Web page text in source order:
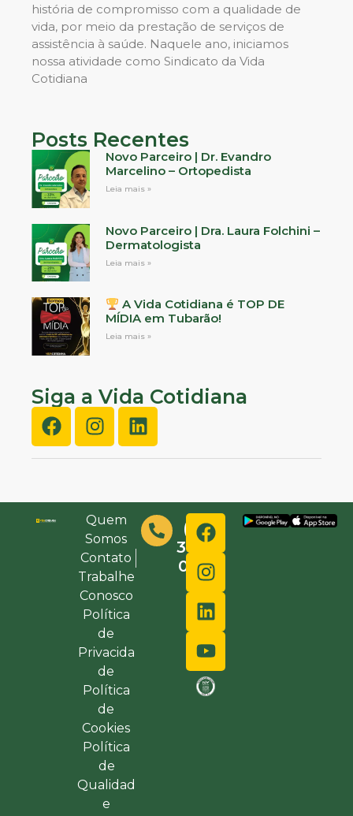
história de compromisso com a qualidade de
vida, por meio da prestação de serviços de
assistência à saúde. Naquele ano, iniciamos
nossa atividade como Sindicato da Vida
Cotidiana
Posts Recentes
Novo Parceiro | Dr. Evandro
Marcelino – Ortopedista
Leia mais »
Novo Parceiro | Dra. Laura Folchini –
Dermatologista
Leia mais »
A Vida Cotidiana é TOP DE
MÍDIA em Tubarão!
Leia mais »
Siga a Vida Cotidiana
Quem
Somos
Contato
Trabalhe
Conosco
Política
de
Privacida
de
Política
de
Cookies
Política
de
Qualidad
e
(48)
3632-
0000